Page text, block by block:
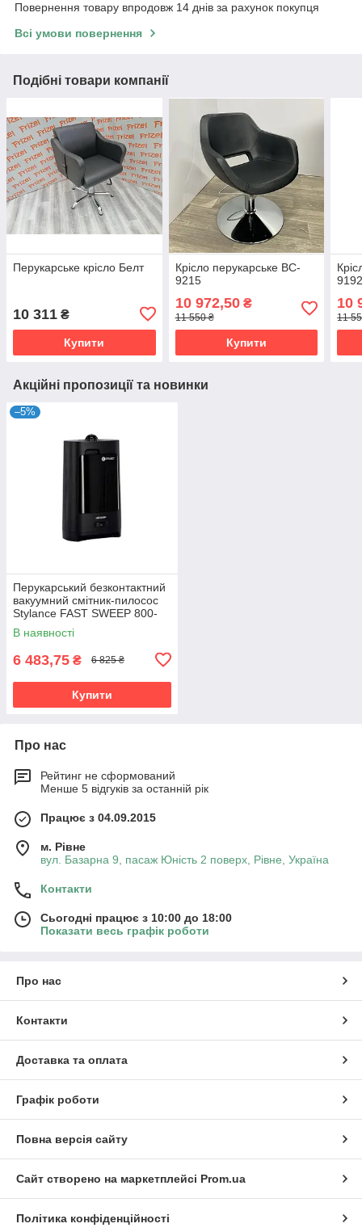
Повернення товару впродовж 14 днів за рахунок покупця
Всі умови повернення
Подібні товари компанії
Перукарське крісло Белт
10 311 ₴
Купити
Крісло перукарське BC-
9215
10 972,50₴
11 550 ₴
Купити
10
11
Акційні пропозиції та новинки
–5%
Перукарський безконтактний
вакуумний смітник-пилосос
Stylance FAST SWEEP 800-
002 | Автоматичний пилосос
для збору сміття з
В наявності
6 483,75 ₴ 6 825 ₴
Купити
Про нас
Рейтинг не сформований
Менше 5 відгуків за останній рік
Працює з 04.09.2015
м. Рівне
вул. Базарна 9, пасаж Юність 2 поверх, Рівне, Україна
Контакти
Сьогодні працює з 10:00 до 18:00
Показати весь графік роботи
Про нас
Контакти
Доставка та оплата
Графік роботи
Повна версія сайту
Сайт створено на маркетплейсі Prom.ua
Політика конфіденційності